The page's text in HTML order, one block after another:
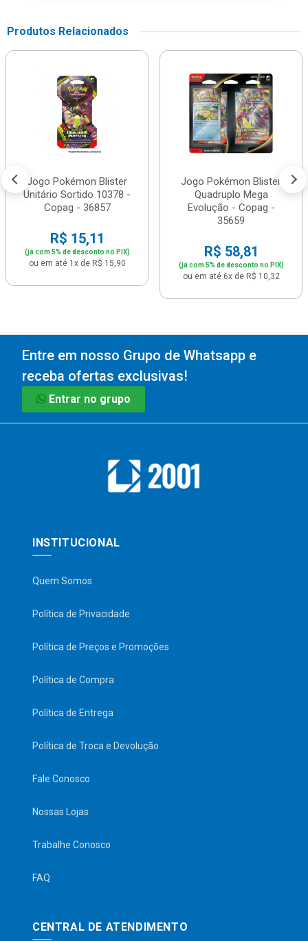
Produtos Relacionados
Jogo Pokémon Blister
Unitário Sortido 10378 -
Copag - 36857
R$ 15,11
(já com 5% de desconto no PIX)
ou em até 1x de R$ 15,90
Jogo Pokémon Blister
Quadruplo Mega
Evolução - Copag -
35659
R$ 58,81
(já com 5% de desconto no PIX)
ou em até 6x de R$ 10,32
Entre em nosso Grupo de Whatsapp e
receba ofertas exclusivas!
Entrar no grupo
INSTITUCIONAL
Quem Somos
Política de Privacidade
Política de Preços e Promoções
Política de Compra
Política de Entrega
Política de Troca e Devolução
Fale Conosco
Nossas Lojas
Trabalhe Conosco
FAQ
CENTRAL DE ATENDIMENTO